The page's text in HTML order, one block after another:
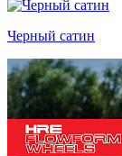
Черный сатин